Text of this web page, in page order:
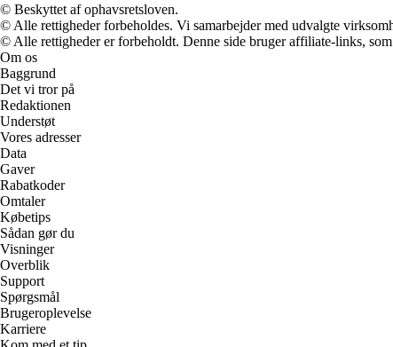
© Beskyttet af ophavsretsloven.
© Alle rettigheder forbeholdes. Vi samarbejder med udvalgte
© Alle rettigheder er forbeholdt. Denne side bruger affiliate-links,
Om os
Baggrund
Det vi tror på
Redaktionen
Understøt
Vores adresser
Data
Gaver
Rabatkoder
Omtaler
Købetips
Sådan gør du
Visninger
Overblik
Support
Spørgsmål
Brugeroplevelse
Karriere